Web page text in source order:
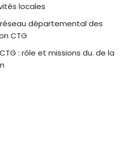
locales
réseau départemental des
CTG
: rôle et missions du. de la